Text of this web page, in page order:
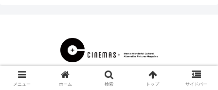
© 2000 CINEMAS＋.
メニュー ホーム 検索 トップ サイドバー